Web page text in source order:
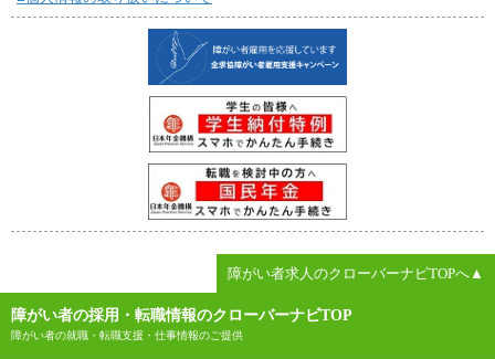
障がい者求人のクローバーナビTOPへ▲
障がい者の採用・転職情報のクローバーナビTOP
障がい者の就職・転職支援・仕事情報のご提供